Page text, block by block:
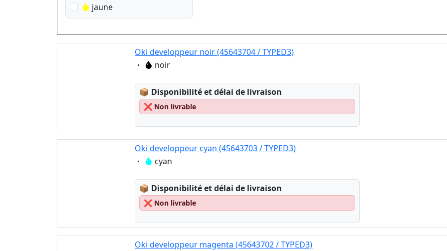
jaune
Oki developpeur noir (45643704 / TYPED3)
Eigenschaft:
noir
📦 Lagerstatus:
Disponibilité et délai de livraison
❌ Non livrable
Oki developpeur cyan (45643703 / TYPED3)
Eigenschaft:
cyan
📦 Lagerstatus:
Disponibilité et délai de livraison
❌ Non livrable
Oki developpeur magenta (45643702 / TYPED3)